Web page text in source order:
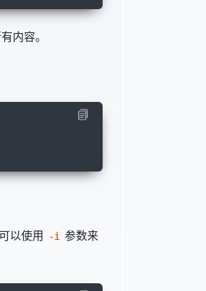
内容。
以使用 -i 参数来